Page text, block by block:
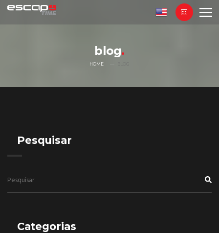
blog
HOME
Pesquisar
Categorias